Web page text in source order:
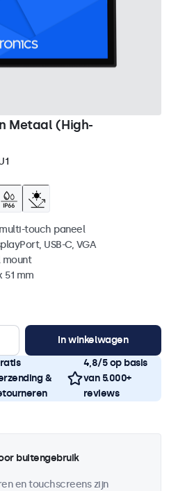
Metaal (High-
touch paneel
USB-C, VGA
mount
51 mm
In winkelwagen
&
4,8/5 op basis
van 5.000+
reviews
buitengebruik
en touchscreens zijn